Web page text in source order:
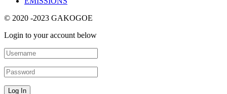
© 2020 -2023 GAKOGOE
Login to your account below